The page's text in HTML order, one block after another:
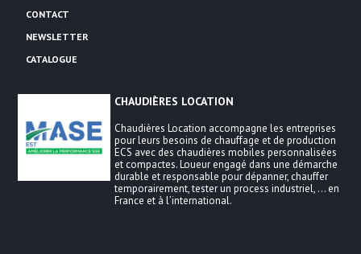
CONTACT
NEWSLETTER
CATALOGUE
CHAUDIÈRES LOCATION
Chaudières Location accompagne les entreprises
pour leurs besoins de chauffage et de production
ECS avec des chaudières mobiles personnalisées
et compactes. Loueur engagé dans une démarche
durable et responsable pour dépanner, chauffer
temporairement, tester un process industriel, … en
France et à l’international.